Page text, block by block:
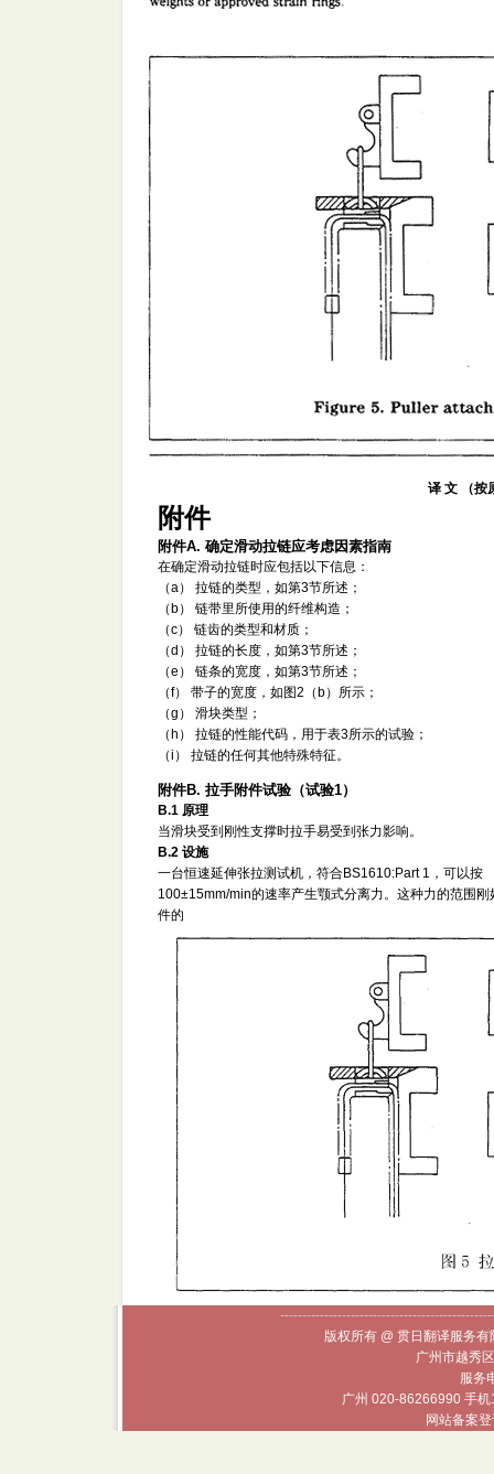
译 文 （按
附件
附件A. 确定滑动拉链应考虑因素指南
在确定滑动拉链时应包括以下信息：
（a） 拉链的类型，如第3节所述；
（b） 链带里所使用的纤维构造；
（c） 链齿的类型和材质；
（d） 拉链的长度，如第3节所述；
（e） 链条的宽度，如第3节所述；
（f） 带子的宽度，如图2（b）所示；
（g） 滑块类型；
（h） 拉链的性能代码，用于表3所示的试验；
（i） 拉链的任何其他特殊特征。
附件B. 拉手附件试验（试验1）
B.1 原理
当滑块受到刚性支撑时拉手易受到张力影响。
B.2 设施
一台恒速延伸张拉测试机，符合BS1610:Part 1，可以按
100±15mm/min的速率产生颚式分离力。这种力的范围刚
件的
版权所有 @ 贯日翻译服务
广州市越秀
服务
广州 020-86266990 手
网站备案